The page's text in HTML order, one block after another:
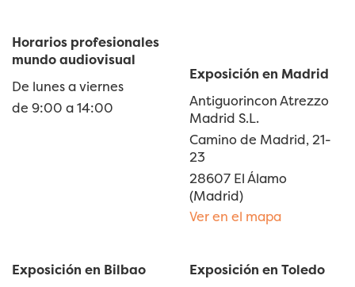
Horarios profesionales
mundo audiovisual
De lunes a viernes
de 9:00 a 14:00
Exposición en Madrid
Antiguorincon Atrezzo
Madrid S.L.
Camino de Madrid, 21-
23
28607 El Álamo
(Madrid)
Ver en el mapa
Exposición en Bilbao
Exposición en Toledo